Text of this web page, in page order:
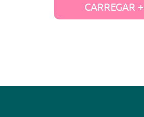
CARREGAR +